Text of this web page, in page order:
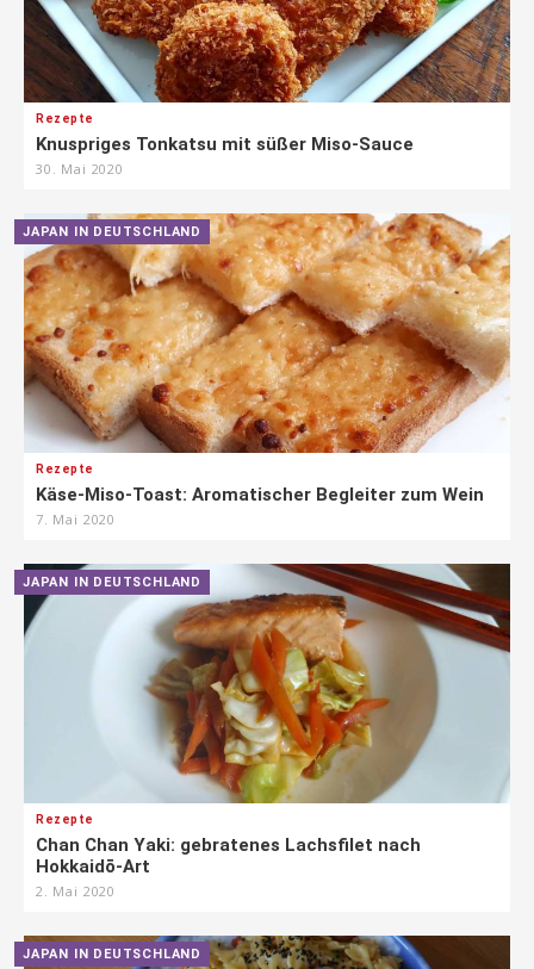
Rezepte
Knuspriges Tonkatsu mit süßer Miso-Sauce
30. Mai 2020
JAPAN IN DEUTSCHLAND
Rezepte
Käse-Miso-Toast: Aromatischer Begleiter zum Wein
7. Mai 2020
JAPAN IN DEUTSCHLAND
Rezepte
Chan Chan Yaki: gebratenes Lachsfilet nach
Hokkaidō-Art
2. Mai 2020
JAPAN IN DEUTSCHLAND